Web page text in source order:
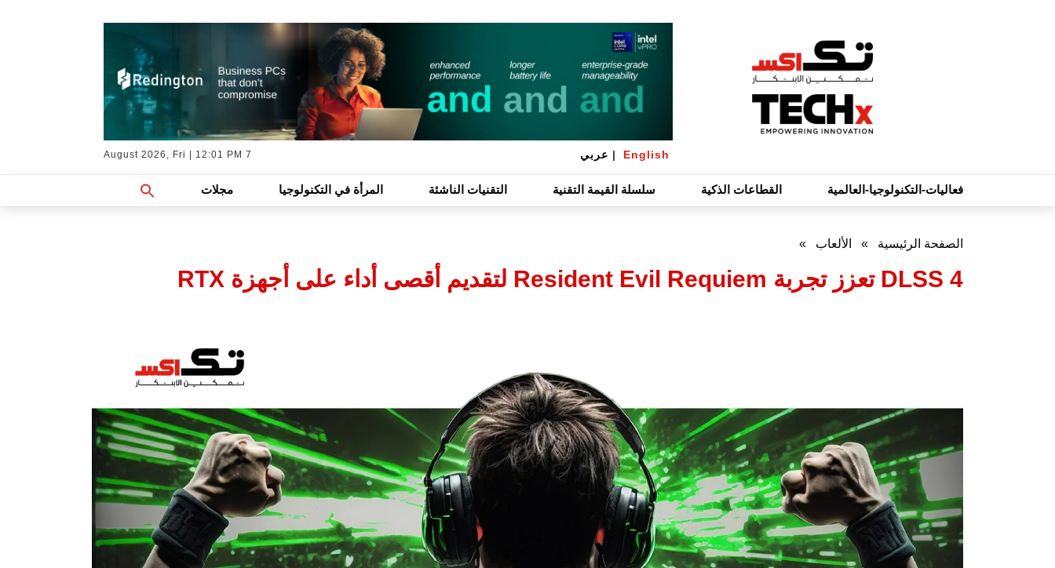
English
| عربي 7 August 2026, Fri | 12:01 PM
فعاليات-التكنولوجيا-العالمية القطاعات الذكية سلسلة القيمة التقنية التقنيات الناشئة المرأة في التكنولوجيا مجلات
Search
For:
Search Button
الصفحة الرئيسية » الألعاب »
DLSS 4 تعزز تجربة Resident Evil Requiem لتقديم أقصى أداء على أجهزة RTX